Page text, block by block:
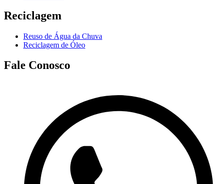
Reciclagem
Reuso de Água da Chuva
Reciclagem de Óleo
Fale Conosco